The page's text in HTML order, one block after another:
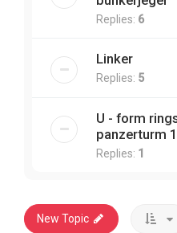
Replies: 6
Linker
Replies: 5
U - form
panzerturm
Replies: 1
New Topic